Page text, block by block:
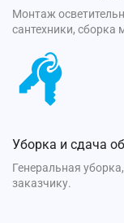
Монтаж
сантехники, сборка
Уборка и сдача
Генеральная
заказчику.